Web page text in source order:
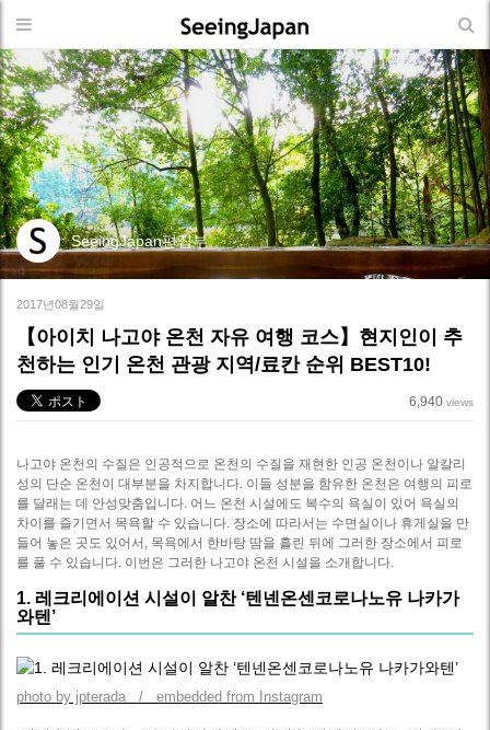
SeeingJapan편집부
2017년08월29일
【아이치 나고야 온천 자유 여행 코스】현지인이 추
천하는 인기 온천 관광 지역/료칸 순위 BEST10!
6,940 views
나고야 온천의 수질은 인공적으로 온천의 수질을 재현한 인공 온천이나 알칼리
성의 단순 온천이 대부분을 차지합니다. 이들 성분을 함유한 온천은 여행의 피로
를 달래는 데 안성맞춤입니다. 어느 온천 시설에도 복수의 욕실이 있어 욕실의
차이를 즐기면서 목욕할 수 있습니다. 장소에 따라서는 수면실이나 휴게실을 만
들어 놓은 곳도 있어서, 목욕에서 한바탕 땀을 흘린 뒤에 그러한 장소에서 피로
를 풀 수 있습니다. 이번은 그러한 나고야 온천 시설을 소개합니다.
1. 레크리에이션 시설이 알찬 ‘텐넨온센코로나노유 나카가
와텐’
photo by jpterada / embedded from Instagram